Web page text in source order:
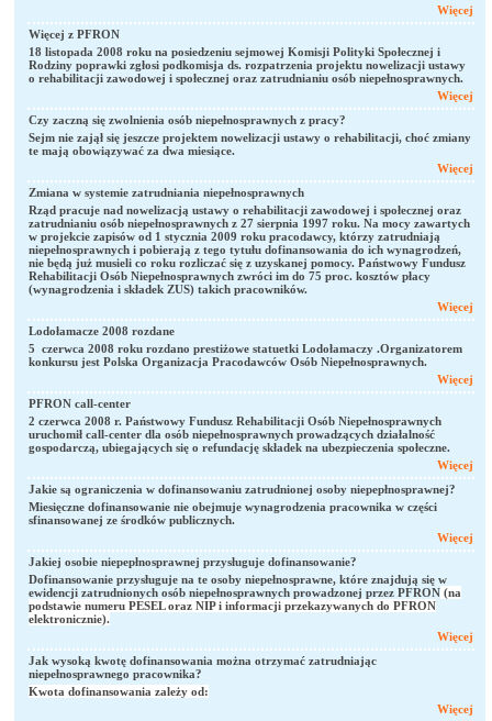
Więcej
Więcej z PFRON
18 listopada 2008 roku na posiedzeniu sejmowej Komisji Polityki Społecznej i
Rodziny poprawki zgłosi podkomisja ds. rozpatrzenia projektu nowelizacji ustawy
o rehabilitacji zawodowej i społecznej oraz zatrudnianiu osób niepełnosprawnych.
Więcej
Czy zaczną się zwolnienia osób niepełnosprawnych z pracy?
Sejm nie zajął się jeszcze projektem nowelizacji ustawy o rehabilitacji, choć zmiany
te mają obowiązywać za dwa miesiące.
Więcej
Zmiana w systemie zatrudniania niepełnosprawnych
Rząd pracuje nad nowelizacją ustawy o rehabilitacji zawodowej i społecznej oraz
zatrudnianiu osób niepełnosprawnych z 27 sierpnia 1997 roku. Na mocy zawartych
w projekcie zapisów od 1 stycznia 2009 roku pracodawcy, którzy zatrudniają
niepełnosprawnych i pobierają z tego tytułu dofinansowania do ich wynagrodzeń,
nie będą już musieli co roku rozliczać się z uzyskanej pomocy. Państwowy Fundusz
Rehabilitacji Osób Niepełnosprawnych zwróci im do 75 proc. kosztów płacy
(wynagrodzenia i składek ZUS) takich pracowników.
Więcej
Lodołamacze 2008 rozdane
5 czerwca 2008 roku rozdano prestiżowe statuetki Lodołamaczy .Organizatorem
konkursu jest Polska Organizacja Pracodawców Osób Niepełnosprawnych.
Więcej
PFRON call-center
2 czerwca 2008 r. Państwowy Fundusz Rehabilitacji Osób Niepełnosprawnych
uruchomił call-center dla osób niepełnosprawnych prowadzących działalność
gospodarczą, ubiegających się o refundację składek na ubezpieczenia społeczne.
Więcej
Jakie są ograniczenia w dofinansowaniu zatrudnionej osoby niepepłnosprawnej?
Miesięczne dofinansowanie nie obejmuje wynagrodzenia pracownika w części
sfinansowanej ze środków publicznych.
Więcej
Jakiej osobie niepepłnosprawnej przysługuje dofinansowanie?
Dofinansowanie przysługuje na te osoby niepełnosprawne, które znajdują się w
ewidencji zatrudnionych osób niepełnosprawnych prowadzonej przez PFRON (na
podstawie numeru PESEL oraz NIP i informacji przekazywanych do PFRON
elektronicznie).
Więcej
Jak wysoką kwotę dofinansowania można otrzymać zatrudniając
niepełnosprawnego pracownika?
Kwota dofinansowania zależy od:
Więcej